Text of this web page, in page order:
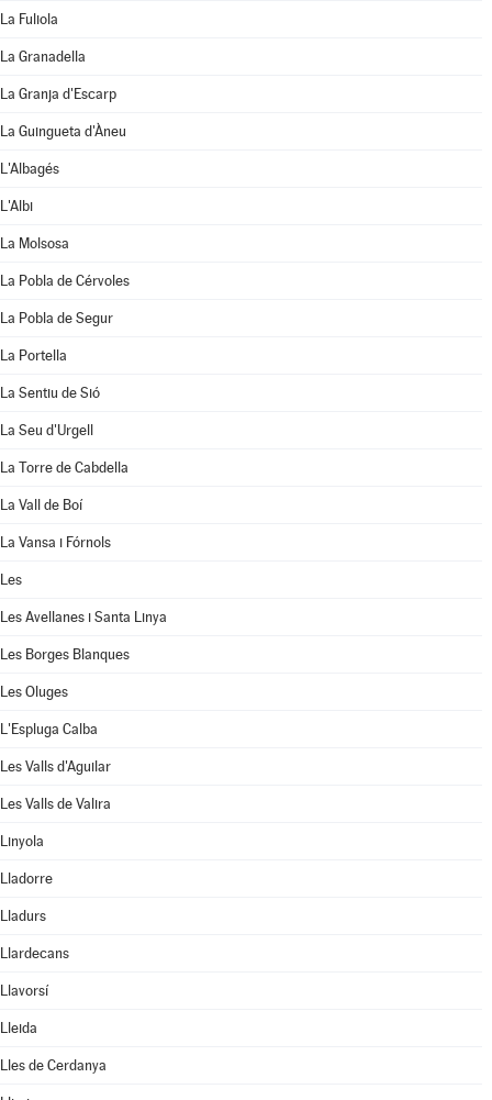
La Fuliola
La Granadella
La Granja d'Escarp
La Guingueta d'Àneu
L'Albagés
L'Albi
La Molsosa
La Pobla de Cérvoles
La Pobla de Segur
La Portella
La Sentiu de Sió
La Seu d'Urgell
La Torre de Cabdella
La Vall de Boí
La Vansa i Fórnols
Les
Les Avellanes i Santa Linya
Les Borges Blanques
Les Oluges
L'Espluga Calba
Les Valls d'Aguilar
Les Valls de Valira
Linyola
Lladorre
Lladurs
Llardecans
Llavorsí
Lleida
Lles de Cerdanya